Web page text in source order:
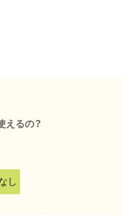
えるの？
し